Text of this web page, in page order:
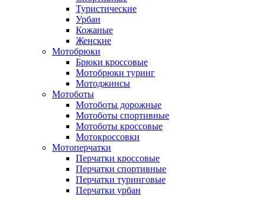
Туристические
Урбан
Кожаные
Женские
Мотобрюки
Брюки кроссовые
Мотобрюки туринг
Мотоджинсы
Мотоботы
Мотоботы дорожные
Мотоботы спортивные
Мотоботы кроссовые
Мотокроссовки
Мотоперчатки
Перчатки кроссовые
Перчатки спортивные
Перчатки туринговые
Перчатки урбан